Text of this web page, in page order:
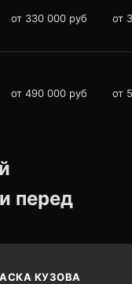
от 330 000 руб от
от 490 000 руб от
перед
КУЗОВА